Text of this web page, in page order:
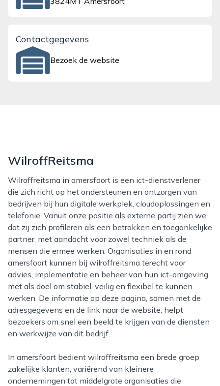
Contactgegevens
Bezoek de website
WilroffReitsma
Wilroffreitsma in amersfoort is een ict-dienstverlener
die zich richt op het ondersteunen en ontzorgen van
bedrijven bij hun digitale werkplek, cloudoplossingen en
telefonie. Vanuit onze positie als externe partij zien we
dat zij zich profileren als een betrokken en toegankelijke
partner, met aandacht voor zowel techniek als de
mensen die ermee werken. Organisaties in en rond
amersfoort kunnen bij wilroffreitsma terecht voor
advies, implementatie en beheer van hun ict-omgeving,
met als doel om stabiel, veilig en flexibel te kunnen
werken. De informatie op deze pagina, samen met de
adresgegevens en de link naar de website, helpt
bezoekers om snel een beeld te krijgen van de diensten
en werkwijze van dit bedrijf.
In amersfoort bedient wilroffreitsma een brede groep
zakelijke klanten, variërend van kleinere
ondernemingen tot middelgrote organisaties die